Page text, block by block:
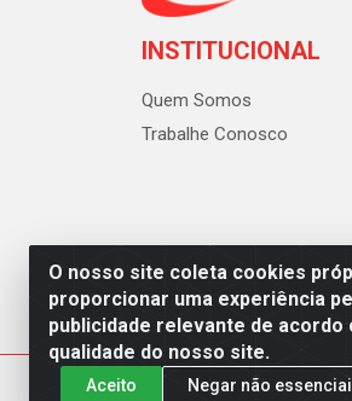
O nosso site coleta cookies
proporcionar uma experiência
publicidade relevante de
qualidade do nosso site.
Aceito Negar não
INSTITUCIONAL
Quem Somos
Trabalhe Conosco